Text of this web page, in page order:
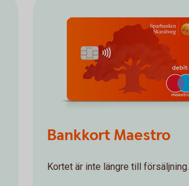
Bankkort Maestro
Kortet är inte längre till försäljning.